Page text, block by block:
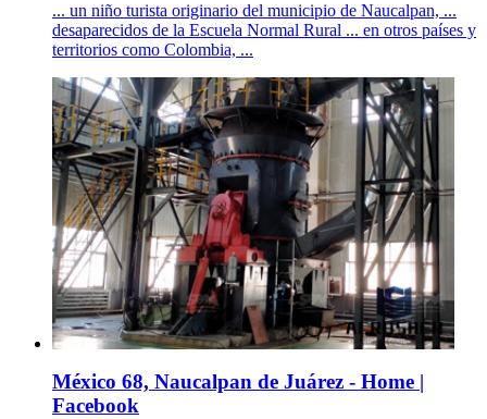
... un niño turista originario del municipio de Naucalpan, ...
desaparecidos de la Escuela Normal Rural ... en otros países y
territorios como Colombia, ...
México 68, Naucalpan de Juárez - Home |
Facebook